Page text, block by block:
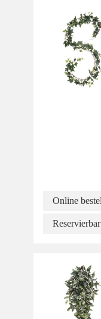
Online
Reservierbar